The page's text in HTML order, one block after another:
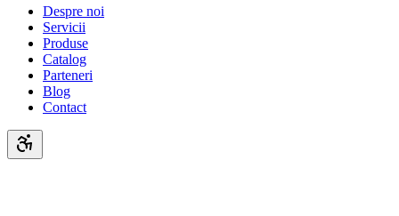
Despre noi
Servicii
Produse
Catalog
Parteneri
Blog
Contact